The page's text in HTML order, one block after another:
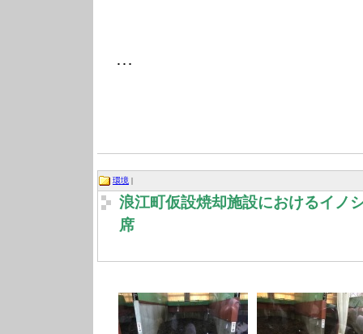
…
環境 |
浪江町仮設焼却施設におけるイノ
席